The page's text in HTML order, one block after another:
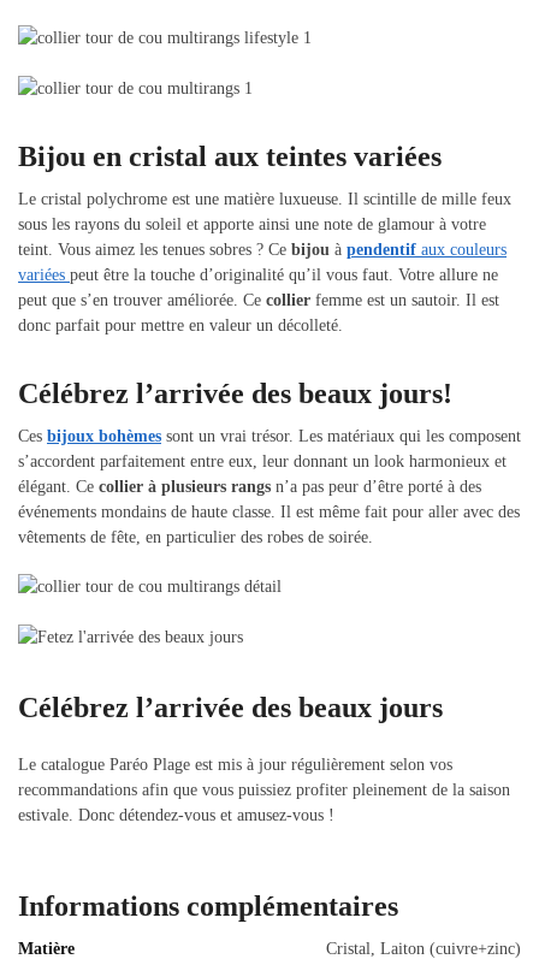
Bijou en cristal aux teintes variées
Le cristal polychrome est une matière luxueuse. Il scintille de mille feux
sous les rayons du soleil et apporte ainsi une note de glamour à votre
teint. Vous aimez les tenues sobres ? Ce bijou à pendentif aux couleurs
variées peut être la touche d’originalité qu’il vous faut. Votre allure ne
peut que s’en trouver améliorée. Ce collier femme est un sautoir. Il est
donc parfait pour mettre en valeur un décolleté.
Célébrez l’arrivée des beaux jours!
Ces bijoux bohèmes sont un vrai trésor. Les matériaux qui les composent
s’accordent parfaitement entre eux, leur donnant un look harmonieux et
élégant. Ce collier à plusieurs rangs n’a pas peur d’être porté à des
événements mondains de haute classe. Il est même fait pour aller avec des
vêtements de fête, en particulier des robes de soirée.
Célébrez l’arrivée des beaux jours
Le catalogue Paréo Plage est mis à jour régulièrement selon vos
recommandations afin que vous puissiez profiter pleinement de la saison
estivale. Donc détendez-vous et amusez-vous !
Informations complémentaires
Matière Cristal, Laiton (cuivre+zinc)